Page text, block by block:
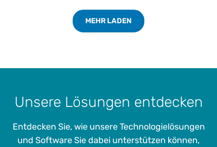
Load More Resources Results
MEHR LADEN
Unsere Lösungen entdecken
Entdecken Sie, wie unsere Technologielösungen
und Software Sie dabei unterstützen können,